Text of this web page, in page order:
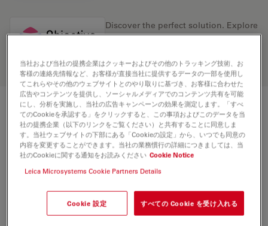
Discover the perfect solution. Explore
ourObjective Finder, compare
your needs.
技術仕様
製品番号
補正環 (CORR) -
カバーガラス
当社および当社の提携企業はクッキーおよびその他のトラッキング技術、お
客様の連絡先情報など、お客様が直接当社に提供するデータの一部を使用し
てこれらやその他のウェブサイトとのやり取りに基づき、お客様に合わせた
広告やコンテンツを提供し、ソーシャルメディアでのコンテンツ共有を可能
にし、分析を実施し、当社の広告キャンペーンの効果を測定します。「すべ
てのCookieを承認する」をクリックすると、この事項およびこのデータを当
社の提携企業（以下のリンクをご覧ください）と共有することに同意しま
す。当社ウェブサイトの下部にある「Cookieの設定」から、いつでも同意の
内容を変更することができます。当社の業務慣行の詳細につきましては、当
社のCookieに関する通知をお読みください Cookie Notice
Leica Microsystems Cookie Partners Details
Cookie 設定 すべての Cookie を受け入れる